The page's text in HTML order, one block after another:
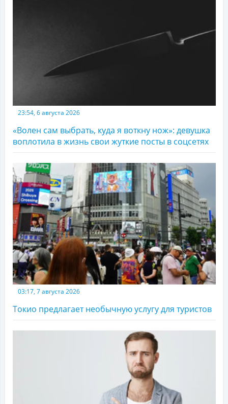
23:54, 6 августа 2026
«Волен сам выбрать, куда я воткну нож»: девушка
воплотила в жизнь свои жуткие посты в соцсетях
03:17, 7 августа 2026
Токио предлагает необычную услугу для туристов